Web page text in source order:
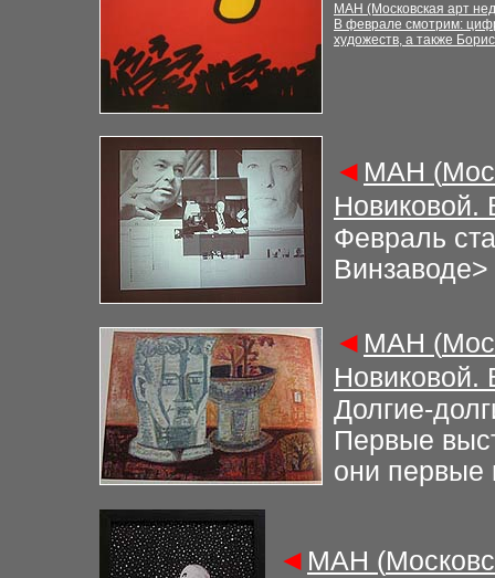
МАН (Московская арт
В феврале смотрим:
художеств, а также
◄ МАН (
Новиковой.
Февраль
Винзаводе>
◄ МАН (
Новиковой.
Долгие-
Первые
они первые
◄ МАН (